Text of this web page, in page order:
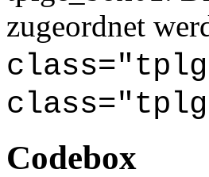
zugeordnet
Codebox